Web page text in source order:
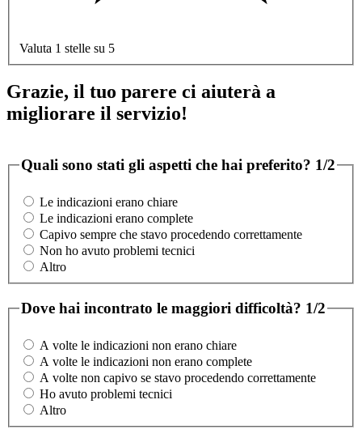
Valuta 1 stelle su 5
Grazie, il tuo parere ci aiuterà a
migliorare il servizio!
Quali sono stati gli aspetti che hai preferito? 1/2
Le indicazioni erano chiare
Le indicazioni erano complete
Capivo sempre che stavo procedendo correttamente
Non ho avuto problemi tecnici
Altro
Dove hai incontrato le maggiori difficoltà? 1/2
A volte le indicazioni non erano chiare
A volte le indicazioni non erano complete
A volte non capivo se stavo procedendo correttamente
Ho avuto problemi tecnici
Altro